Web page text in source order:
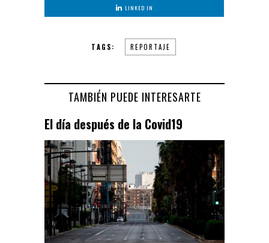
LINKED IN
TAGS: REPORTAJE
TAMBIÉN PUEDE INTERESARTE
El día después de la Covid19